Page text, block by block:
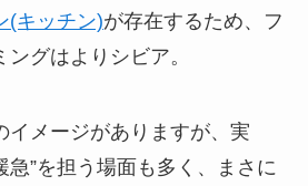
(キッチン)が存在するため、フ
グはよりシビア。
イメージがありますが、実
急”を担う場面も多く、まさに